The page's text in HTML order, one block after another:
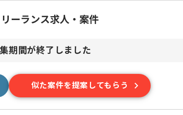
ーランス求人・案件
期間が終了しました
似た案件を提案してもらう